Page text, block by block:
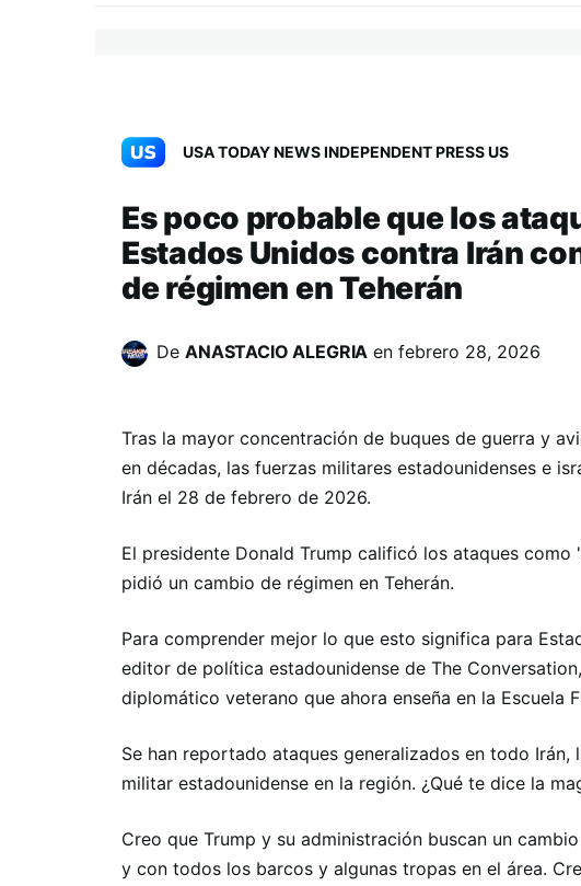
USA TODAY NEWS INDEPENDENT PRESS US
Es poco probable que los
Estados Unidos contra Irán
de régimen en Teherán
De ANASTACIO ALEGRIA enfebrero 28, 2026
Tras la mayor concentración de buques de guerra y
en décadas, las fuerzas militares estadounidenses e
Irán el 28 de febrero de 2026.
El presidente Donald Trump calificó los ataques
pidió un cambio de régimen en Teherán.
Para comprender mejor lo que esto significa para
editor de política estadounidense de The
diplomático veterano que ahora enseña en la Escuela
Se han reportado ataques generalizados en todo Irán,
militar estadounidense en la región. ¿Qué te dice la
Creo que Trump y su administración buscan un
y con todos los barcos y algunas tropas en el área.